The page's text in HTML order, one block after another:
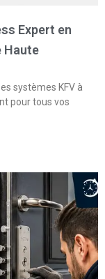
Expert en
Haute
systèmes KFV à
pour tous vos